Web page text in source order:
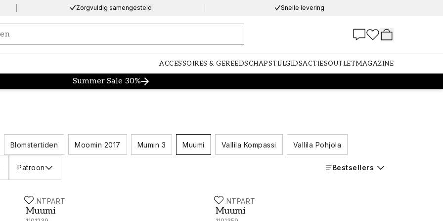
Zorgvuldig samengesteld Snelle levering
ACCESSOIRES & GEREEDSCHAPSTIJLGIDSACTIESOUTLETMAGAZINE
Summer Sale 30%
Blomstertiden Moomin 2017 Mumin 3 Muumi Vallila Kompassi Vallila Pohjola
Patroon
Bestsellers
PAINTPART
Muumi
Muumi - 4915-2 PAINTPART
Muumi
Muumi - 4915-6